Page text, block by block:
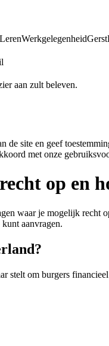
LerenWerkgelegenheidGerst
aan zult beleven.
de site en geef
met onze
op en
waar je mogelijk recht
aanvragen.
stelt om burgers